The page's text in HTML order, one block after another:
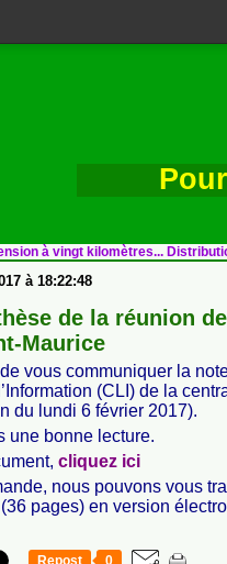
Pour
à vingt kilomètres...
à 18:22:48
de la réunion
Maurice
vous communiquer la
(CLI) de la
du lundi 6 février 2017).
une bonne lecture.
cliquez ici
nous pouvons vous
pages) en version
Repost 0